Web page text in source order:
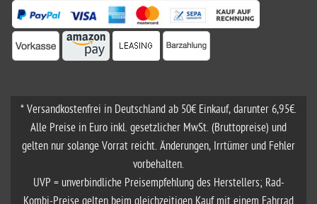
* Versandkostenfrei in Deutschland ab 50€ Einkauf, darunter 6,95€.
Alle Preise in Euro inkl. gesetzlicher MwSt. (Bruttopreise) und
gelten nur solange Vorrat reicht. Änderungen, Irrtümer und Fehler
vorbehalten.
UVP = unverbindliche Preisempfehlung des Herstellers; Rad-